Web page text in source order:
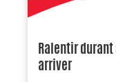
Ralentir durant
arriver